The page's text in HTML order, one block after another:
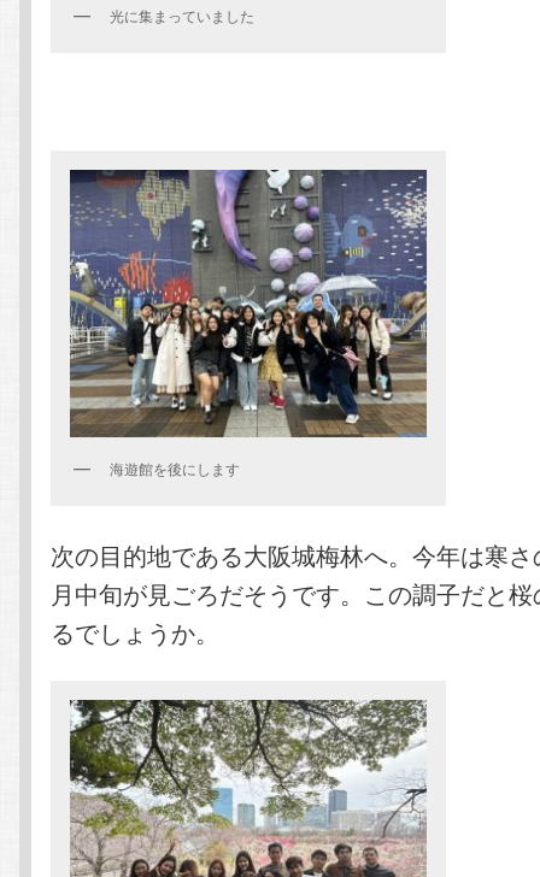
光に集まっていました
海遊館を後にします
次の目的地である大阪城梅林へ。今年は寒
月中旬が見ごろだそうです。この調子だと
るでしょうか。